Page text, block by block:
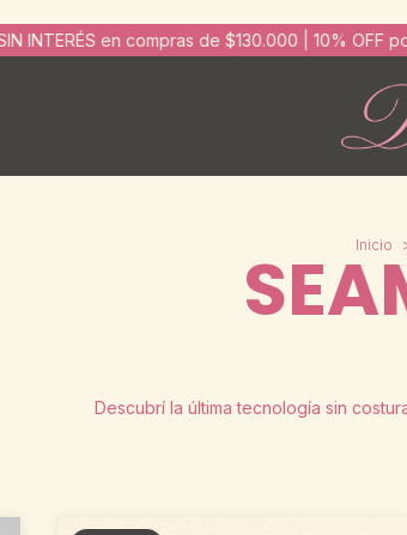
de $130.000 | 10% OFF por transferencia
Inicio
Descubrí la última tecnología sin